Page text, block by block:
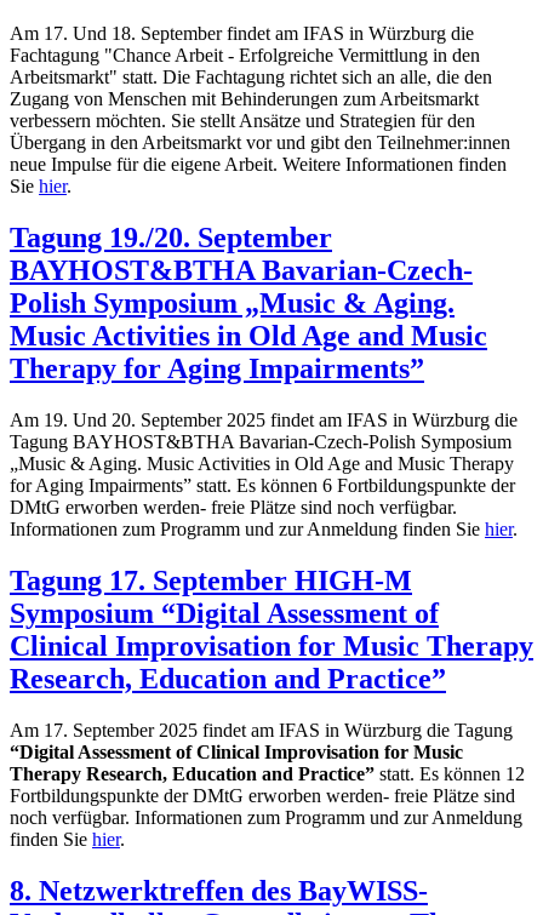
Am 17. Und 18. September findet am IFAS in Würzburg die
Fachtagung "Chance Arbeit - Erfolgreiche Vermittlung in den
Arbeitsmarkt" statt. Die Fachtagung richtet sich an alle, die den
Zugang von Menschen mit Behinderungen zum Arbeitsmarkt
verbessern möchten. Sie stellt Ansätze und Strategien für den
Übergang in den Arbeitsmarkt vor und gibt den Teilnehmer:innen
neue Impulse für die eigene Arbeit. Weitere Informationen finden
Sie hier.
Tagung 19./20. September
BAYHOST&BTHA Bavarian-Czech-
Polish Symposium „Music & Aging.
Music Activities in Old Age and Music
Therapy for Aging Impairments”
Am 19. Und 20. September 2025 findet am IFAS in Würzburg die
Tagung BAYHOST&BTHA Bavarian-Czech-Polish Symposium
„Music & Aging. Music Activities in Old Age and Music Therapy
for Aging Impairments” statt. Es können 6 Fortbildungspunkte der
DMtG erworben werden- freie Plätze sind noch verfügbar.
Informationen zum Programm und zur Anmeldung finden Sie hier.
Tagung 17. September HIGH-M
Symposium “Digital Assessment of
Clinical Improvisation for Music Therapy
Research, Education and Practice”
Am 17. September 2025 findet am IFAS in Würzburg die Tagung
“Digital Assessment of Clinical Improvisation for Music
Therapy Research, Education and Practice” statt. Es können 12
Fortbildungspunkte der DMtG erworben werden- freie Plätze sind
noch verfügbar. Informationen zum Programm und zur Anmeldung
finden Sie hier.
8. Netzwerktreffen des BayWISS-